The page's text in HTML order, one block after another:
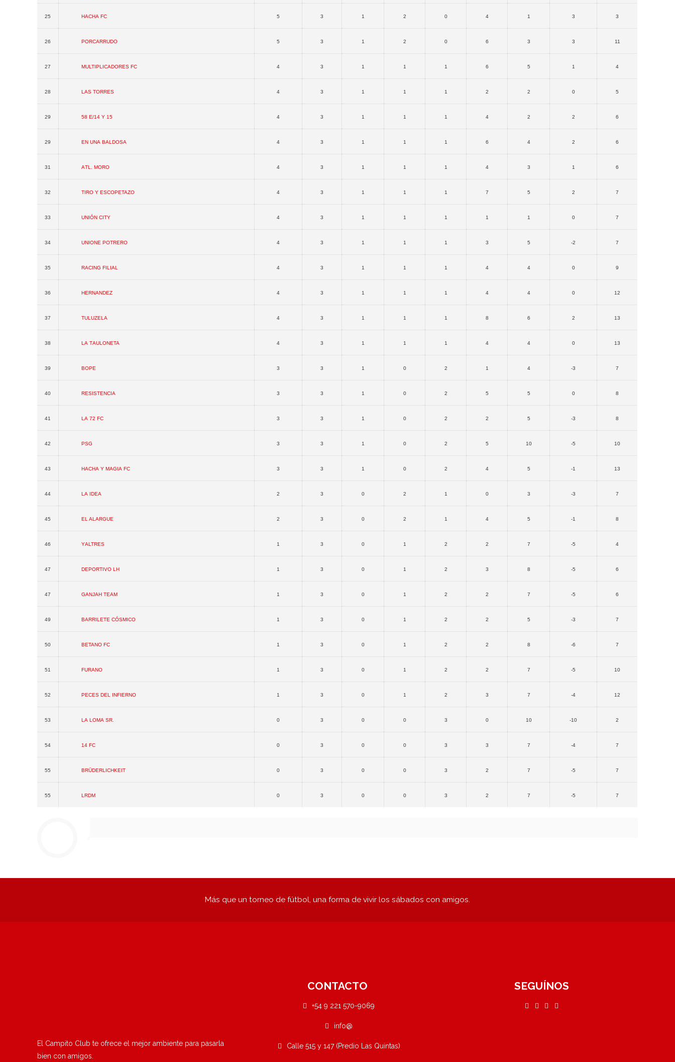
25 Hacha FC 5 3 1 2 0 4 1 3 3
26 Porcarrudo 5 3 1 2 0 6 3 3 11
27 Multiplicadores FC 4 3 1 1 1 6 5 1 4
28 Las Torres 4 3 1 1 1 2 2 0 5
29 58 e/14 y 15 4 3 1 1 1 4 2 2 6
29 En Una Baldosa 4 3 1 1 1 6 4 2 6
31 Atl. Moro 4 3 1 1 1 4 3 1 6
32 Tiro y Escopetazo 4 3 1 1 1 7 5 2 7
33 Unión City 4 3 1 1 1 1 1 0 7
34 Unione Potrero 4 3 1 1 1 3 5 -2 7
35 Racing Filial 4 3 1 1 1 4 4 0 9
36 Hernandez 4 3 1 1 1 4 4 0 12
37 Tuluzela 4 3 1 1 1 8 6 2 13
38 La Tauloneta 4 3 1 1 1 4 4 0 13
39 BOPE 3 3 1 0 2 1 4 -3 7
40 Resistencia 3 3 1 0 2 5 5 0 8
41 La 72 FC 3 3 1 0 2 2 5 -3 8
42 PSG 3 3 1 0 2 5 10 -5 10
43 Hacha y Magia FC 3 3 1 0 2 4 5 -1 13
44 La Idea 2 3 0 2 1 0 3 -3 7
45 El Alargue 2 3 0 2 1 4 5 -1 8
46 Yaltres 1 3 0 1 2 2 7 -5 4
47 Deportivo LH 1 3 0 1 2 3 8 -5 6
47 Ganjah Team 1 3 0 1 2 2 7 -5 6
49 Barrilete Cósmico 1 3 0 1 2 2 5 -3 7
50 Betano FC 1 3 0 1 2 2 8 -6 7
51 Furano 1 3 0 1 2 2 7 -5 10
52 Peces del Infierno 1 3 0 1 2 3 7 -4 12
53 La Loma Sr. 0 3 0 0 3 0 10 -10 2
54 14 FC 0 3 0 0 3 3 7 -4 7
55 Brüderlichkeit 0 3 0 0 3 2 7 -5 7
55 LRDM 0 3 0 0 3 2 7 -5 7
Más que un torneo de fútbol, una forma de vivir los sábados con amigos.
El Campito Club te ofrece el mejor ambiente para pasarla
bien con amigos.
CONTACTO
+54 9 221 570-9069
info@
Calle 515 y 147 (Predio Las Quintas)
SEGUÍNOS